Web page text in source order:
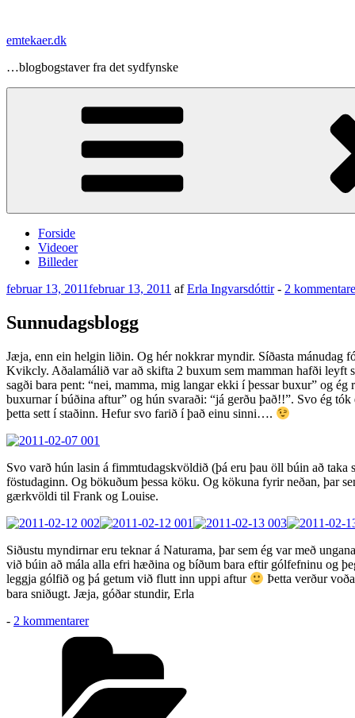
indhold
emtekaer.dk
…blogbogstaver fra det sydfynske
Forside
Videoer
Billeder
Udgivet
februar 13, 2011februar 13, 2011 afErla Ingvarsdóttir- 2
Sunnudagsblogg
Jæja, enn ein helgin liðin. Og hér nokkrar myndir. Síðasta mánudag
Kvikcly. Aðalamálið var að skifta 2 buxum sem mamman hafði leyft
sagði bara pent: “nei, mamma, mig langar ekki í þessar buxur” og
buxurnar í búðina aftur” og hún svaraði: “já gerðu það!!”. Svo ég
þetta sett í staðinn. Hefur svo farið í það einu sinni….
Svo varð hún lasin á fimmtudagskvöldið (þá eru þau öll búin að taka
föstudaginn. Og bökuðum þessa köku. Og kökuna fyrir neðan, þar
gærkvöldi til Frank og Louise.
Siðustu myndirnar eru teknar á Naturama, þar sem ég var með
við búin að mála alla efri hæðina og bíðum bara eftir gólfefninu og
leggja gólfið og þá getum við flutt inn uppi aftur
Þetta verður
bara sniðugt. Jæja, góðar stundir, Erla
- 2 kommentarertil
Sunnudagsblogg